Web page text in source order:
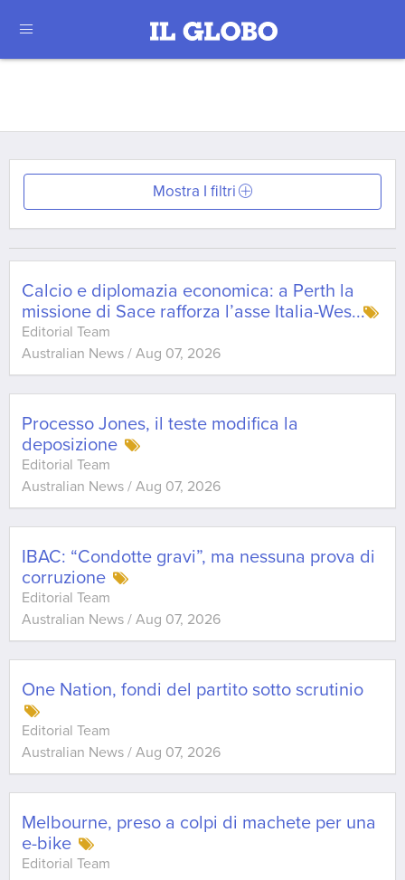
Mostra I filtri
Calcio e diplomazia economica: a Perth la
missione di Sace rafforza l’asse Italia-Wes...
Editorial Team
Australian News / Aug 07, 2026
Processo Jones, il teste modifica la
deposizione
Editorial Team
Australian News / Aug 07, 2026
IBAC: “Condotte gravi”, ma nessuna prova di
corruzione
Editorial Team
Australian News / Aug 07, 2026
One Nation, fondi del partito sotto scrutinio
Editorial Team
Australian News / Aug 07, 2026
Melbourne, preso a colpi di machete per una
e-bike
Editorial Team